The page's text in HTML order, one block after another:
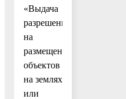
«Выдача
разрешения
на
размещение
объектов
на землях
или